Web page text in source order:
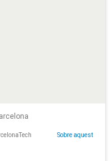
Sobre aquest